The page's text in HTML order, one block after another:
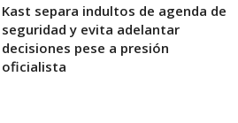
Kast separa indultos de agenda de
seguridad y evita adelantar
decisiones pese a presión
oficialista